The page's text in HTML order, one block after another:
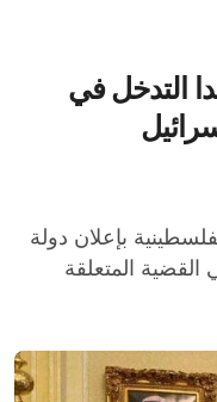
التدخل في
القضية المتعلقة